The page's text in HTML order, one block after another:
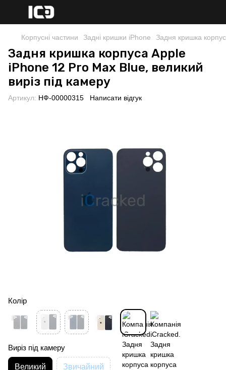
Корпусні частини Задні кришки iPhone Задня кришка
Задня кришка корпуса Apple
iPhone 12 Pro Max Blue, великий
виріз під камеру
Артикул: НФ-00000315 Написати відгук
Колір
Виріз під камеру
Великий Звичайний